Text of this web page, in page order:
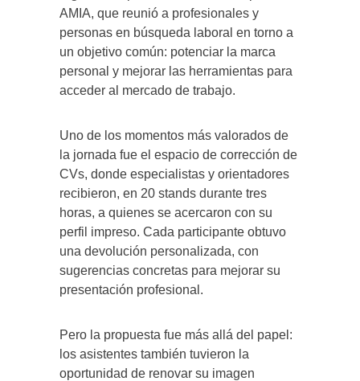
AMIA, que reunió a profesionales y
personas en búsqueda laboral en torno a
un objetivo común: potenciar la marca
personal y mejorar las herramientas para
acceder al mercado de trabajo.
Uno de los momentos más valorados de
la jornada fue el espacio de corrección de
CVs, donde especialistas y orientadores
recibieron, en 20 stands durante tres
horas, a quienes se acercaron con su
perfil impreso. Cada participante obtuvo
una devolución personalizada, con
sugerencias concretas para mejorar su
presentación profesional.
Pero la propuesta fue más allá del papel:
los asistentes también tuvieron la
oportunidad de renovar su imagen